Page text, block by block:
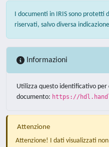
I documenti in IRIS sono protetti
riservati, salvo diversa
Informazioni
Utilizza questo identificativo
documento: https://
Attenzione
Attenzione! I dati visualizzati